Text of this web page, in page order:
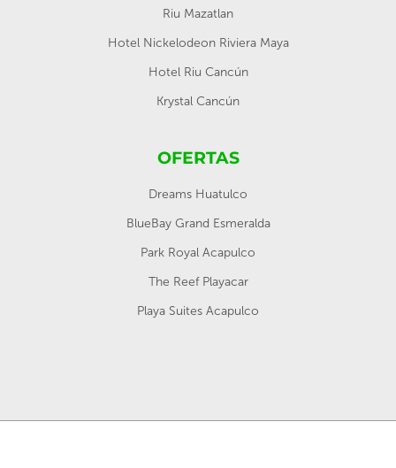
Riu Mazatlan
Hotel Nickelodeon Riviera Maya
Hotel Riu Cancún
Krystal Cancún
OFERTAS
Dreams Huatulco
BlueBay Grand Esmeralda
Park Royal Acapulco
The Reef Playacar
Playa Suites Acapulco